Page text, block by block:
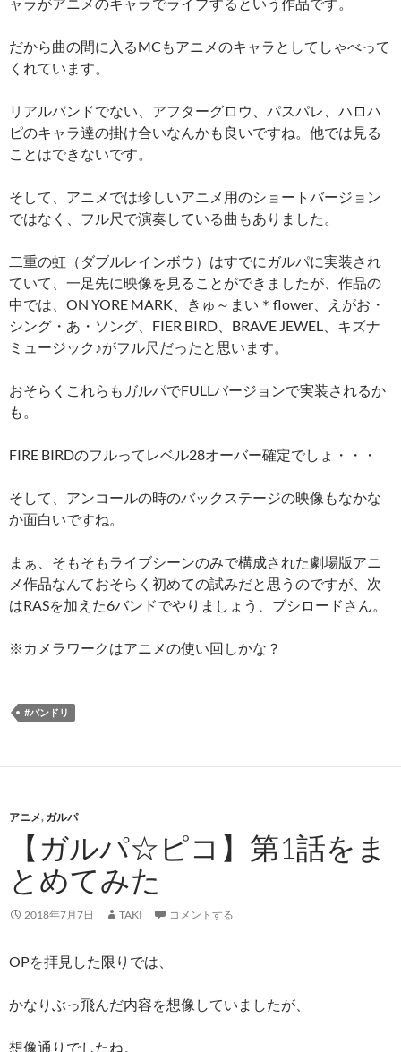
だから曲の間に入るMCもアニメのキャラとしてしゃべって
くれています。
リアルバンドでない、アフターグロウ、パスパレ、ハロハ
ピのキャラ達の掛け合いなんかも良いですね。他では見る
ことはできないです。
そして、アニメでは珍しいアニメ用のショートバージョン
ではなく、フル尺で演奏している曲もありました。
二重の虹（ダブルレインボウ）はすでにガルパに実装され
ていて、一足先に映像を見ることができましたが、作品の
中では、ON YORE MARK、きゅ～まい＊flower、えがお・
シング・あ・ソング、FIER BIRD、BRAVE JEWEL、キズナ
ミュージック♪がフル尺だったと思います。
おそらくこれらもガルパでFULLバージョンで実装されるか
も。
FIRE BIRDのフルってレベル28オーバー確定でしょ・・・
そして、アンコールの時のバックステージの映像もなかな
か面白いですね。
まぁ、そもそもライブシーンのみで構成された劇場版アニ
メ作品なんておそらく初めての試みだと思うのですが、次
はRASを加えた6バンドでやりましょう、ブシロードさん。
※カメラワークはアニメの使い回しかな？
#バンドリ
アニメ, ガルパ
【ガルパ☆ピコ】第1話をま
とめてみた
2018年7月7日 TAKI コメントする
OPを拝見した限りでは、
かなりぶっ飛んだ内容を想像していましたが、
想像通りでしたね。